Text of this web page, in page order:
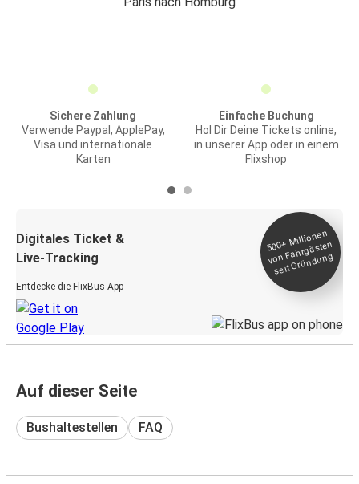
Sichere Zahlung
Verwende Paypal, ApplePay,
Visa und internationale
Karten
Einfache Buchung
Hol Dir Deine Tickets online,
in unserer App oder in einem
Flixshop
Digitales Ticket &
Live-Tracking
Entdecke die FlixBus App
500+
Millionen
von Fahrgästen
seit
Gründung
Auf dieser Seite
Bushaltestellen FAQ